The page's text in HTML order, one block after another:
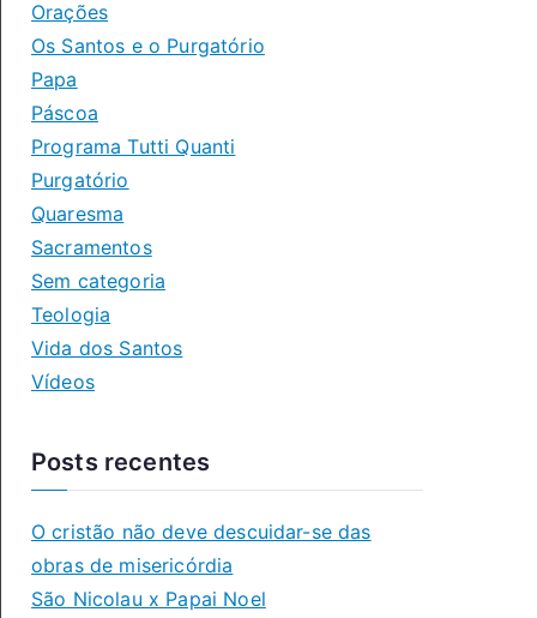
Orações
Os Santos e o Purgatório
Papa
Páscoa
Programa Tutti Quanti
Purgatório
Quaresma
Sacramentos
Sem categoria
Teologia
Vida dos Santos
Vídeos
Posts recentes
O cristão não deve descuidar-se das
obras de misericórdia
São Nicolau x Papai Noel